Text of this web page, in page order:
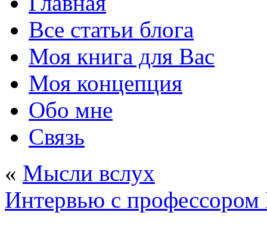
Все статьи блога
Моя книга для Вас
Моя концепция
Обо мне
Связь
« Мысли вслух
Интервью с